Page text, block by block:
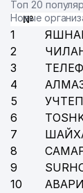
33
Топ 20
Новые
№
1
2
3
4
5
6
7
8
9
10